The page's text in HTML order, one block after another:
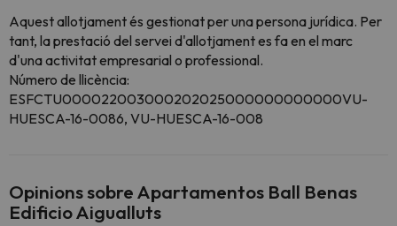
Aquest allotjament és gestionat per una persona jurídica. Per
tant, la prestació del servei d'allotjament es fa en el marc
d'una activitat empresarial o professional.
Número de llicència:
ESFCTU000022003000202025000000000000VU-
HUESCA-16-0086, VU-HUESCA-16-008
Opinions sobre Apartamentos Ball Benas
Edificio Aigualluts